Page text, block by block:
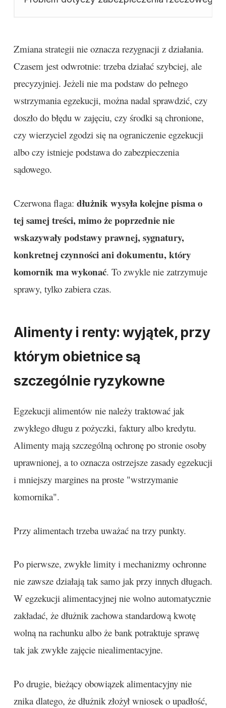
Zmiana strategii nie oznacza rezygnacji z działania.
Czasem jest odwrotnie: trzeba działać szybciej, ale
precyzyjniej. Jeżeli nie ma podstaw do pełnego
wstrzymania egzekucji, można nadal sprawdzić, czy
doszło do błędu w zajęciu, czy środki są chronione,
czy wierzyciel zgodzi się na ograniczenie egzekucji
albo czy istnieje podstawa do zabezpieczenia
sądowego.
Czerwona flaga: dłużnik wysyła kolejne pisma o
tej samej treści, mimo że poprzednie nie
wskazywały podstawy prawnej, sygnatury,
konkretnej czynności ani dokumentu, który
komornik ma wykonać. To zwykle nie zatrzymuje
sprawy, tylko zabiera czas.
Alimenty i renty: wyjątek, przy
którym obietnice są
szczególnie ryzykowne
Egzekucji alimentów nie należy traktować jak
zwykłego długu z pożyczki, faktury albo kredytu.
Alimenty mają szczególną ochronę po stronie osoby
uprawnionej, a to oznacza ostrzejsze zasady egzekucji
i mniejszy margines na proste "wstrzymanie
komornika".
Przy alimentach trzeba uważać na trzy punkty.
Po pierwsze, zwykłe limity i mechanizmy ochronne
nie zawsze działają tak samo jak przy innych długach.
W egzekucji alimentacyjnej nie wolno automatycznie
zakładać, że dłużnik zachowa standardową kwotę
wolną na rachunku albo że bank potraktuje sprawę
tak jak zwykłe zajęcie niealimentacyjne.
Po drugie, bieżący obowiązek alimentacyjny nie
znika dlatego, że dłużnik złożył wniosek o upadłość,